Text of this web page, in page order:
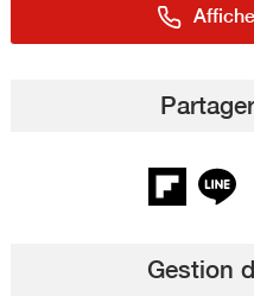
Gestion